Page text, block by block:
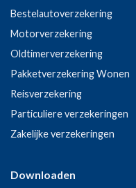
Bestelautoverzekering
Motorverzekering
Oldtimerverzekering
Pakketverzekering Wonen
Reisverzekering
Particuliere verzekeringen
Zakelijke verzekeringen
Downloaden